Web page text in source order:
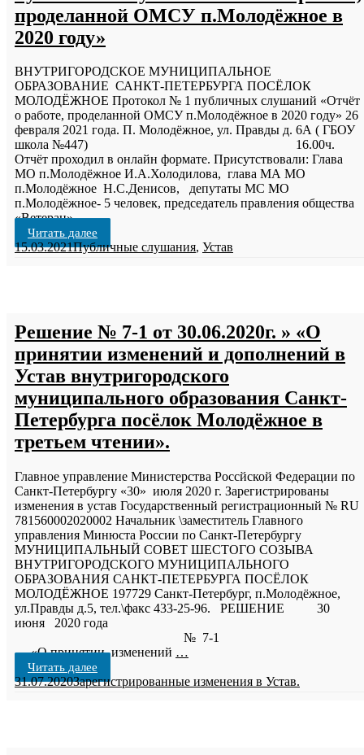
проделанной ОМСУ п.Молодёжное в
2020 году»
ВНУТРИГОРОДСКОЕ МУНИЦИПАЛЬНОЕ
ОБРАЗОВАНИЕ САНКТ-ПЕТЕРБУРГА ПОСЁЛОК
МОЛОДЁЖНОЕ Протокол № 1 публичных слушаний «Отчёт
о работе, проделанной ОМСУ п.Молодёжное в 2020 году» 26
февраля 2021 года. П. Молодёжное, ул. Правды д. 6А ( ГБОУ
школа №447) 16.00ч.
Отчёт проходил в онлайн формате. Присутствовали: Глава
МО п.Молодёжное И.А.Холодилова, глава МА МО
п.Молодёжное Н.С.Денисов, депутаты МС МО
п.Молодёжное- 5 человек, председатель правления общества
«Ветеран»…
Читать далее
15.03.2021Публичные слушания, Устав
Решение № 7-1 от 30.06.2020г. » «О
принятии изменений и дополнений в
Устав внутригородского
муниципального образования Санкт-
Петербурга посёлок Молодёжное в
третьем чтении».
Главное управление Министерства Россйской Федерации по
Санкт-Петербургу «30» июля 2020 г. Зарегистрированы
изменения в устав Государственный регистрационный № RU
781560002020002 Начальник \заместитель Главного
управления Минюста России по Санкт-Петербургу
МУНИЦИПАЛЬНЫЙ СОВЕТ ШЕСТОГО СОЗЫВА
ВНУТРИГОРОДСКОГО МУНИЦИПАЛЬНОГО
ОБРАЗОВАНИЯ САНКТ-ПЕТЕРБУРГА ПОСЁЛОК
МОЛОДЁЖНОЕ 197729 Санкт-Петербург, п.Молодёжное,
ул.Правды д.5, тел.\факс 433-25-96. РЕШЕНИЕ 30
июня 2020 года
№ 7-
«О принятии изменений …
Читать далее
31.07.2020Зарегистрированные изменения в Устав.